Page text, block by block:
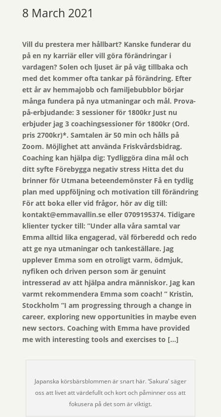
8 March 2021
Vill du prestera mer hållbart? Kanske funderar du
på en ny karriär eller vill göra förändringar i
vardagen? Solen och ljuset är på väg tillbaka och
med det kommer ofta tankar på förändring. Efter
ett år av hemmajobb och familjebubblor börjar
många fundera på nya utmaningar och mål. Prova-
på-erbjudande: 3 sessioner för 1800kr Just nu
erbjuder jag 3 coachingsessioner för 1800kr (Ord.
pris 2700kr)*. Samtalen är 50 min och hålls på
Zoom. Möjlighet att använda Friskvårdsbidrag.
Coaching kan hjälpa dig: Tydliggöra dina mål och
ditt syfte Förebygga negativ stress Hitta det du
brinner för Utmana beteendemönster Få en tydlig
plan med uppföljning och motivation till förändring
För att boka eller vid frågor, hör av dig till:
kontakt@emmavallin.se eller 0709195374. Tidigare
klienter tycker till: ”Under alla våra samtal var
Emma alltid lika engagerad, väl förberedd och redo
att ge nya utmaningar och tankeställare. Jag
upplever Emma som en otroligt varm, ödmjuk,
nyfiken och driven person som är genuint
intresserad av att hjälpa andra människor. Jag kan
varmt rekommendera Emma som coach! ” Kristin,
Stockholm ”I am progressing through a change in
career, exploring new opportunities in maybe even
new sectors. Coaching with Emma have provided
me with interesting tools and exercises to […]
Japanska körsbärsblommen är snart här. ‘Sakura’ säger
oss att livet att värdefullt och kort och påminner oss att
fokusera på det som är viktigt.